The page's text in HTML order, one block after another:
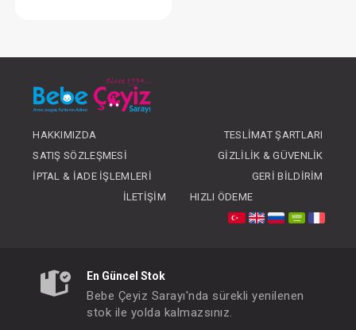
OLUNUZ
HAKKIMIZDA
TESLIMAT ŞARTLARI
SATIŞ SÖZLEŞMESI
GIZLILIK & GÜVENLIK
İPTAL & İADE İŞLEMLERI
GERI BILDIRIM
İLETIŞIM
HIZLI ÖDEME
En Güncel Stok
Bebe Çeyiz Sarayı'nda sürekli yenilenen
stok ile yolda kalmazsınız.